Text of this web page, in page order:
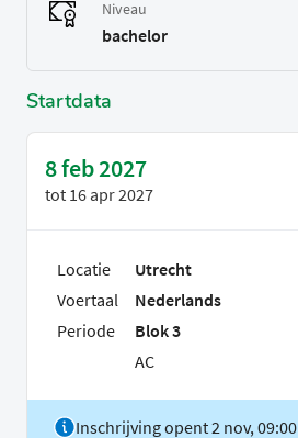
Niveau
bachelor
Startdata
8 feb 2027
tot 16 apr 2027
Locatie
Utrecht
Voertaal
Nederlands
Periode
Blok 3
AC
Inschrijving opent 2 nov, 09:00